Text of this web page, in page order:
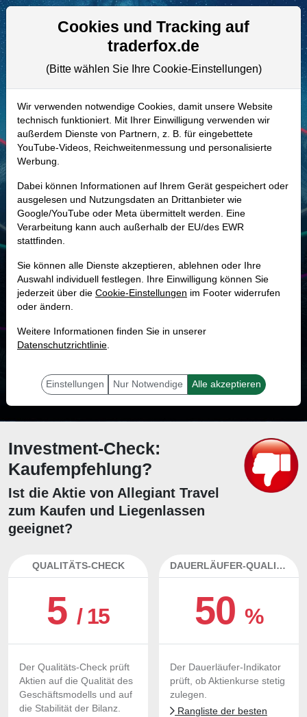
Aktien- und Artikelsuche
A0LFDN | ALGT–Allegiant Travel
Aktie
Realtime-Aktienkurs:
- - -
-
Marktkapitalisierung 2,62 Mrd. USD
Unternehmenswert
Umsatz 2,61 Mrd. USD
79.2 %
mit dieser Aktie erfolgreich sein.
Investment-Check:
Kaufempfehlung?
Ist die Aktie von Allegiant Travel
zum Kaufen und Liegenlassen
geeignet?
QUALITÄTS-CHECK
5/ 15
Der Qualitäts-Check prüft
Aktien auf die Qualität des
Geschäftsmodells und auf
die Stabilität der Bilanz.
DAUERLÄUFER-QUALITÄTEN
50%
Der Dauerläufer-Indikator
prüft, ob Aktienkurse stetig
zulegen.
Rangliste der besten
Cookies und Tracking auf
traderfox.de
(Bitte wählen Sie Ihre Cookie-Einstellungen)
Wir verwenden notwendige Cookies, damit unsere Website
technisch funktioniert. Mit Ihrer Einwilligung verwenden wir
außerdem Dienste von Partnern, z. B. für eingebettete
YouTube-Videos, Reichweitenmessung und personalisierte
Werbung.
Dabei können Informationen auf Ihrem Gerät gespeichert oder
ausgelesen und Nutzungsdaten an Drittanbieter wie
Google/YouTube oder Meta übermittelt werden. Eine
Verarbeitung kann auch außerhalb der EU/des EWR
stattfinden.
Sie können alle Dienste akzeptieren, ablehnen oder Ihre
Auswahl individuell festlegen. Ihre Einwilligung können Sie
jederzeit über die Cookie-Einstellungen im Footer widerrufen
oder ändern.
Weitere Informationen finden Sie in unserer
Datenschutzrichtlinie.
Einstellungen Nur Notwendige Alle akzeptieren